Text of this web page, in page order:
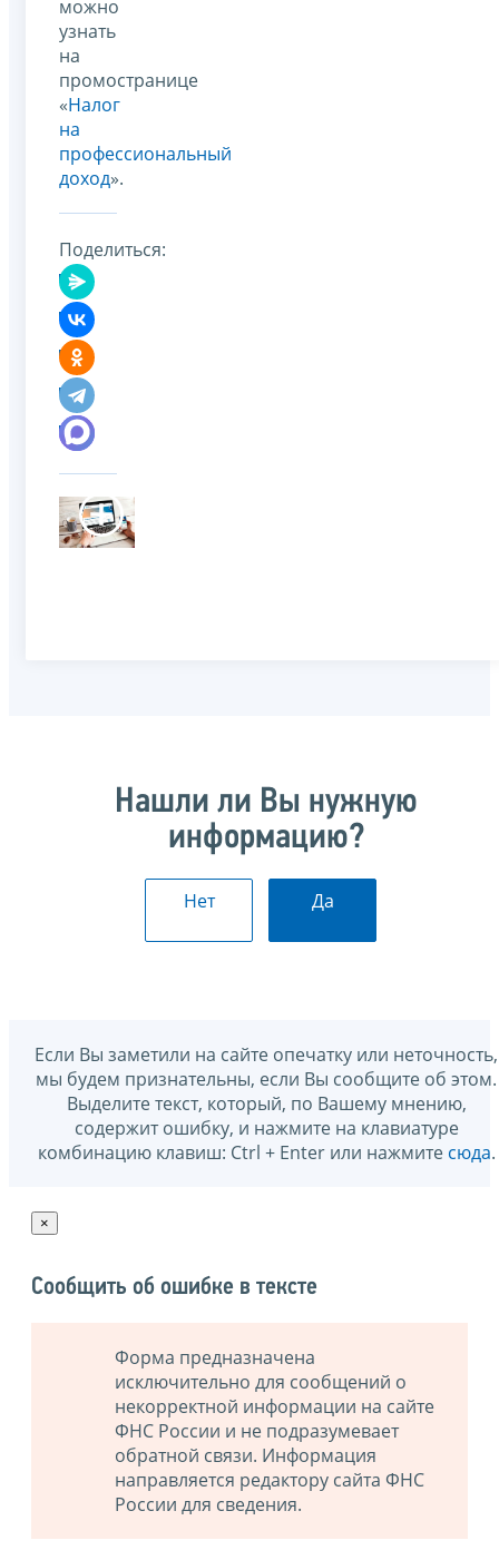
можно
узнать
на
промостранице
«Налог
на
профессиональный
доход».
Поделиться:
Нашли ли Вы нужную
информацию?
Нет Да
Если Вы заметили на сайте опечатку или неточность,
мы будем признательны, если Вы сообщите об этом.
Выделите текст, который, по Вашему мнению,
содержит ошибку, и нажмите на клавиатуре
комбинацию клавиш: Ctrl + Enter или нажмите сюда.
×
Сообщить об ошибке в тексте
Форма предназначена
исключительно для сообщений о
некорректной информации на сайте
ФНС России и не подразумевает
обратной связи. Информация
направляется редактору сайта ФНС
России для сведения.